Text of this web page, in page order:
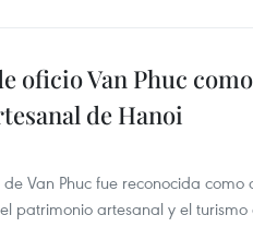
oficio Van Phuc
de Hanoi
Van Phuc fue reconocida como
patrimonio artesanal y el